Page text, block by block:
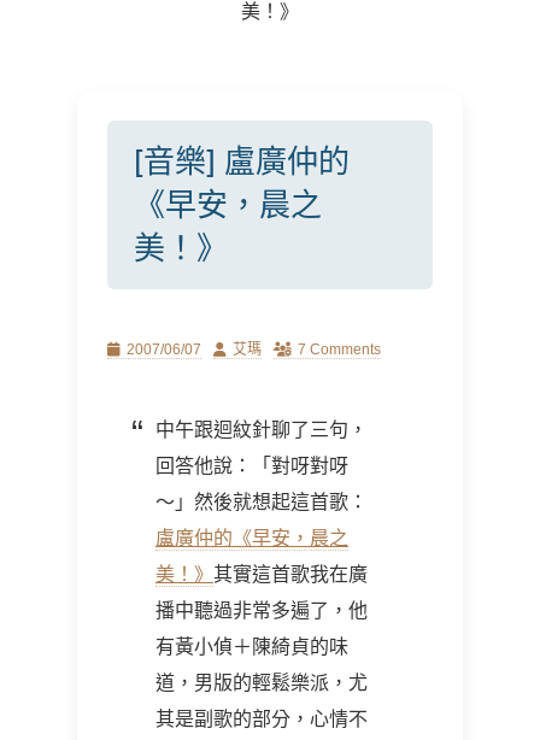
美！》
[音樂] 盧廣仲的
《早安，晨之
美！》
Posted
2007/06/07 Author
艾瑪 7 Comments
中午跟迴紋針聊了三句，
回答他說：「對呀對呀
～」然後就想起這首歌：
盧廣仲的《早安，晨之
美！》 其實這首歌我在廣
播中聽過非常多遍了，他
有黃小偵＋陳綺貞的味
道，男版的輕鬆樂派，尤
其是副歌的部分，心情不